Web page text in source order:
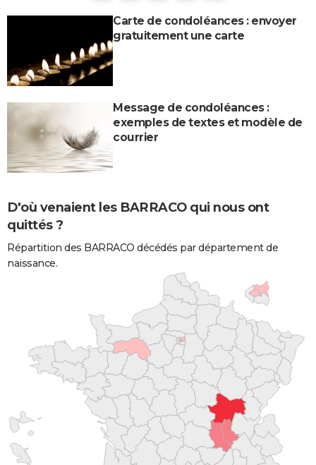
Carte de condoléances : envoyer
gratuitement une carte
Message de condoléances :
exemples de textes et modèle de
courrier
D'où venaient les BARRACO qui nous ont
quittés ?
Répartition des BARRACO décédés par département de
naissance.